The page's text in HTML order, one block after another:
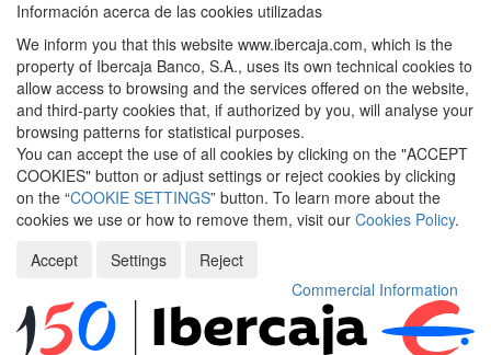
Información acerca de las cookies utilizadas
We inform you that this website www.ibercaja.com, which is the
property of Ibercaja Banco, S.A., uses its own technical cookies to
allow access to browsing and the services offered on the website,
and third-party cookies that, if authorized by you, will analyse your
browsing patterns for statistical purposes.
You can accept the use of all cookies by clicking on the "ACCEPT
COOKIES" button or adjust settings or reject cookies by clicking
on the “COOKIE SETTINGS” button. To learn more about the
cookies we use or how to remove them, visit our Cookies Policy.
Accept
Settings
Reject
Commercial Information